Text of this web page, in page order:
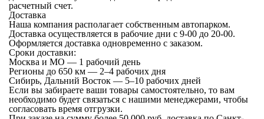
расчетный счет.
Доставка
Наша компания располагает собственным автопарком.
Доставка осуществляется в рабочие дни с 9-00 до 20-00.
Оформляется доставка одновременно с заказом.
Сроки доставки:
Москва и МО — 1 рабочий день
Регионы до 650 км — 2–4 рабочих дня
Сибирь, Дальний Восток — 5–10 рабочих дней
Если вы забираете ваши товары самостоятельно, то вам
необходимо будет связаться с нашими менеджерами, чтобы
согласовать время отгрузки.